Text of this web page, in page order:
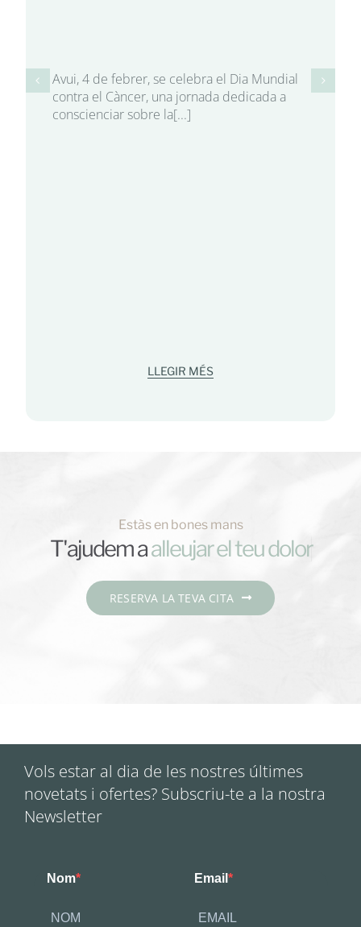
Avui, 4 de febrer, se celebra el Dia Mundial
contra el Càncer, una jornada dedicada a
conscienciar sobre la[...]
LLEGIR MÉS
Estàs en bones mans
T'ajudem a
RESERVA LA TEVA CITA
Vols estar al dia de les nostres últimes
novetats i ofertes? Subscriu-te a la nostra
Newsletter
Nom Email